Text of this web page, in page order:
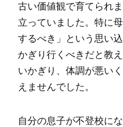
古い価値観で育てられ
立っていました。特に
するべき」という思い
かぎり行くべきだと教
いかぎり、体調が悪い
えませんでした。
自分の息子が不登校に